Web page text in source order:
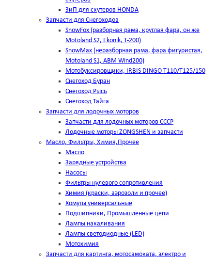
ЗиП для скутеров HONDA
Запчасти для Снегоходов
SnowFox (разборная рама, круглая фара, он же
Motoland S2, Ekonik, T-200)
SnowMax (неразборная рама, фара фигуристая,
Motoland S1, ABM Wind200)
Мотобуксировщики, IRBIS DINGO Т110/Т125/150
Снегоход Буран
Снегоход Рысь
Снегоход Тайга
Запчасти для лодочных моторов
Запчасти для лодочных моторов СССР
Лодочные моторы ZONGSHEN и запчасти
Масло, Фильтры, Химия,Прочее
Масло
Зарядные устройства
Насосы
Фильтры нулевого сопротивления
Химия (краски, аэрозоли и прочее)
Хомуты универсальные
Подшипники, Промышленные цепи
Лампы накаливания
Лампы светодиодные (LED)
Мотохимия
Запчасти для картинга, мотосамоката, электро и